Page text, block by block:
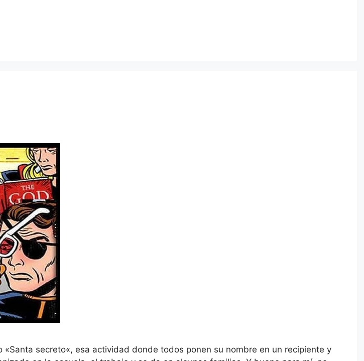
secreto«, esa actividad donde todos ponen su nombre en un recipiente y